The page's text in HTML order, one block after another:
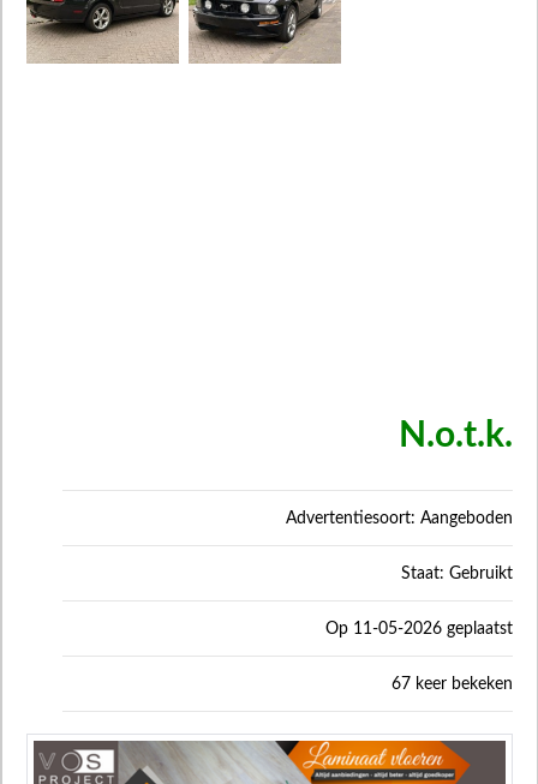
N.o.t.k.
Advertentiesoort: Aangeboden
Staat: Gebruikt
Op 11-05-2026 geplaatst
67 keer bekeken